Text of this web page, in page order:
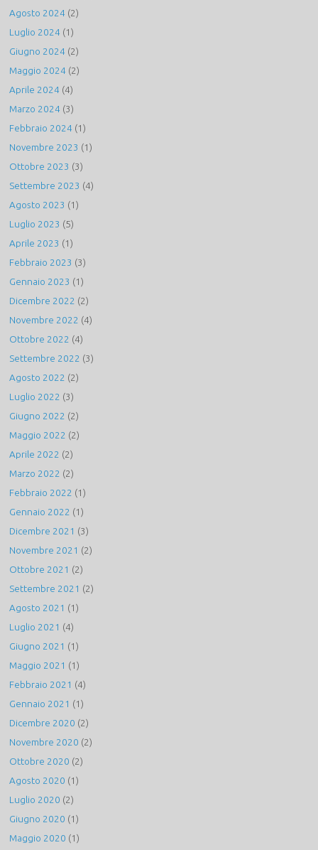
Agosto 2024 (2)
Luglio 2024 (1)
Giugno 2024 (2)
Maggio 2024 (2)
Aprile 2024 (4)
Marzo 2024 (3)
Febbraio 2024 (1)
Novembre 2023 (1)
Ottobre 2023 (3)
Settembre 2023 (4)
Agosto 2023 (1)
Luglio 2023 (5)
Aprile 2023 (1)
Febbraio 2023 (3)
Gennaio 2023 (1)
Dicembre 2022 (2)
Novembre 2022 (4)
Ottobre 2022 (4)
Settembre 2022 (3)
Agosto 2022 (2)
Luglio 2022 (3)
Giugno 2022 (2)
Maggio 2022 (2)
Aprile 2022 (2)
Marzo 2022 (2)
Febbraio 2022 (1)
Gennaio 2022 (1)
Dicembre 2021 (3)
Novembre 2021 (2)
Ottobre 2021 (2)
Settembre 2021 (2)
Agosto 2021 (1)
Luglio 2021 (4)
Giugno 2021 (1)
Maggio 2021 (1)
Febbraio 2021 (4)
Gennaio 2021 (1)
Dicembre 2020 (2)
Novembre 2020 (2)
Ottobre 2020 (2)
Agosto 2020 (1)
Luglio 2020 (2)
Giugno 2020 (1)
Maggio 2020 (1)